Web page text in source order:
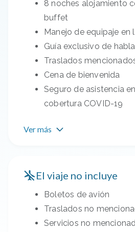
8 noches alojamiento
buffet
Manejo de equipaje en
Guía exclusivo de
Traslados
Cena de bienvenida
Seguro de asistencia
cobertura COVID-19
Ver más
El viaje no incluye
Boletos de avión
Traslados no
Servicios no